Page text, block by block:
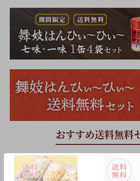
おすすめ送料無料